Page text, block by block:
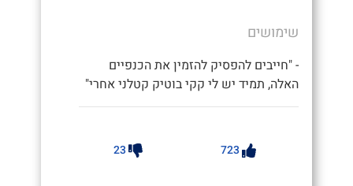
שימושים
- "חייבים להפסיק להזמין את הכנפיים
האלה, תמיד יש לי קקי בוטיק קטלני אחרי"
723
23